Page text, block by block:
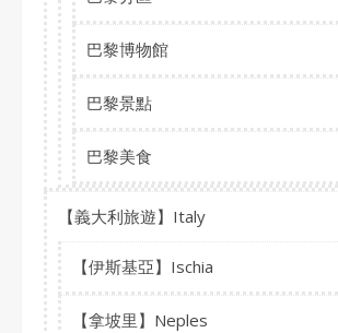
巴黎博物館
巴黎景點
巴黎美食
【義大利旅遊】Italy
【伊斯基亞】Ischia
【拿坡里】Neples